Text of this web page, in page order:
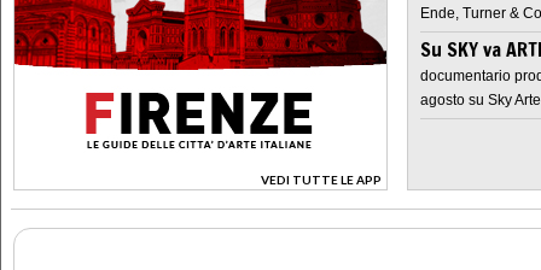
VEDI TUTTE LE APP
>
Ende, Turner &
Su SKY va
documentario
agosto su Sky Arte